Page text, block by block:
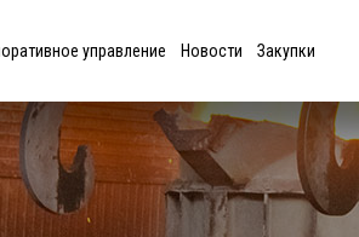
управление Новости Закупки